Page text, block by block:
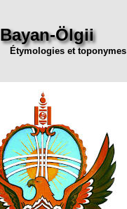
Bayan-Ölgii
Étymologies et toponymes